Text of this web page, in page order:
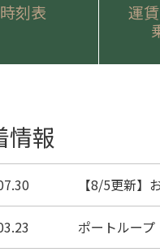
時刻表
運
情報
【8/5更新】
ポートルー